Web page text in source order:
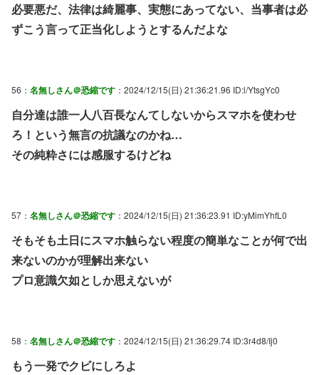
必要悪だ、法律は綺麗事、実態にあってない、当事者は必
ずこう言って正当化しようとするんだよな
56： 名無しさん＠恐縮です ：2024/12/15(日) 21:36:21.96 ID:l/YtsgYc0
自分達は誰一人八百長なんてしないからスマホを使わせ
ろ！という無言の抗議なのかね…
その純粋さには感服するけどね
57： 名無しさん＠恐縮です ：2024/12/15(日) 21:36:23.91 ID:yMimYhfL0
そもそも土日にスマホ触らない程度の簡単なことが何で出
来ないのかが理解出来ない
プロ意識欠如としか思えないが
58： 名無しさん＠恐縮です ：2024/12/15(日) 21:36:29.74 ID:3r4d8/Ij0
もう一発でクビにしろよ